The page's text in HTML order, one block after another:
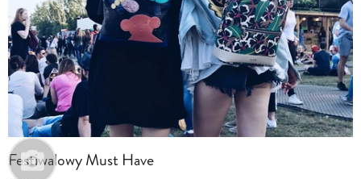
Festiwalowy Must Have